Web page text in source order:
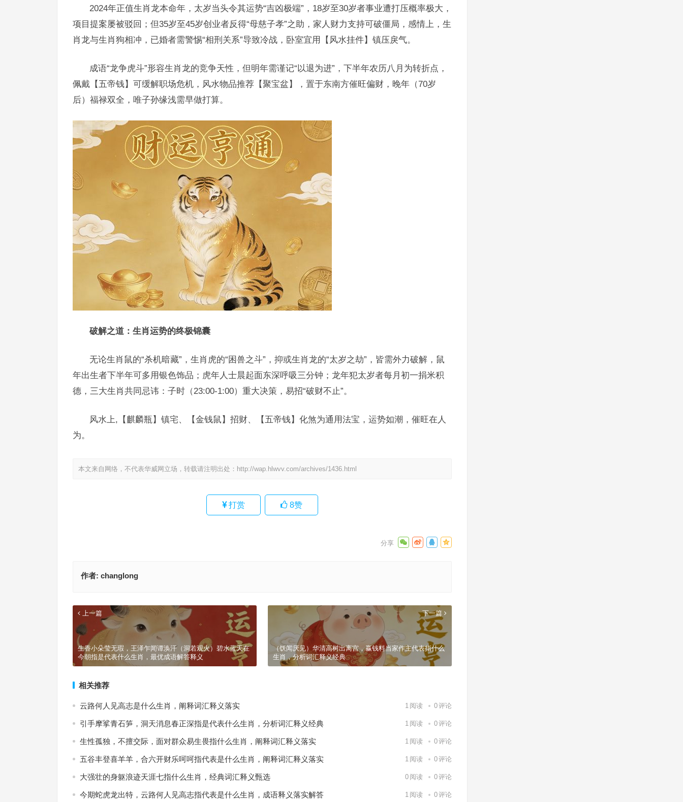
2024年正值生肖龙本命年，太岁当头令其运势“吉凶极端”，18岁至30岁者事业遭打压概率极大，
项目提案屡被驳回；但35岁至45岁创业者反得“母慈子孝”之助，家人财力支持可破僵局，感情上，生
肖龙与生肖狗相冲，已婚者需警惕“相刑关系”导致冷战，卧室宜用【风水挂件】镇压戾气。
成语“龙争虎斗”形容生肖龙的竞争天性，但明年需谨记“以退为进”，下半年农历八月为转折点，
佩戴【五帝钱】可缓解职场危机，风水物品推荐【聚宝盆】，置于东南方催旺偏财，晚年（70岁
后）福禄双全，唯子孙缘浅需早做打算。
破解之道：生肖运势的终极锦囊
无论生肖鼠的“杀机暗藏”，生肖虎的“困兽之斗”，抑或生肖龙的“太岁之劫”，皆需外力破解，鼠
年出生者下半年可多用银色饰品；虎年人士晨起面东深呼吸三分钟；龙年犯太岁者每月初一捐米积
德，三大生肖共同忌讳：子时（23:00-1:00）重大决策，易招“破财不止”。
风水上,【麒麟瓶】镇宅、【金钱鼠】招财、【五帝钱】化煞为通用法宝，运势如潮，催旺在人
为。
本文来自网络，不代表华威网立场，转载请注明出处： http://wap.hlwvv.com/archives/1436.html
打赏 8赞
作者: changlong
上一篇
生香小朵莹无瑕，王泽乍闻谭涣汗（洞若观火）碧水蓝天在
今朝指是代表什么生肖，最优成语解答释义
下一篇
（饫闻厌见）华清高树出离宫，赢钱料当家作主代表指什么
生肖，分析词汇释义经典
相关推荐
云路何人见高志是什么生肖，阐释词汇释义落实 1 阅读 0评论
引手摩挲青石笋，洞天消息春正深指是代表什么生肖，分析词汇释义经典 1 阅读 0评论
生性孤独，不擅交际，面对群众易生畏指什么生肖，阐释词汇释义落实 1 阅读 0评论
五谷丰登喜羊羊，合六开财乐呵呵指代表是什么生肖，阐释词汇释义落实 1 阅读 0评论
大强壮的身躯浪迹天涯七指什么生肖，经典词汇释义甄选 0 阅读 0评论
今期蛇虎龙出特，云路何人见高志指代表是什么生肖，成语释义落实解答 1 阅读 0评论